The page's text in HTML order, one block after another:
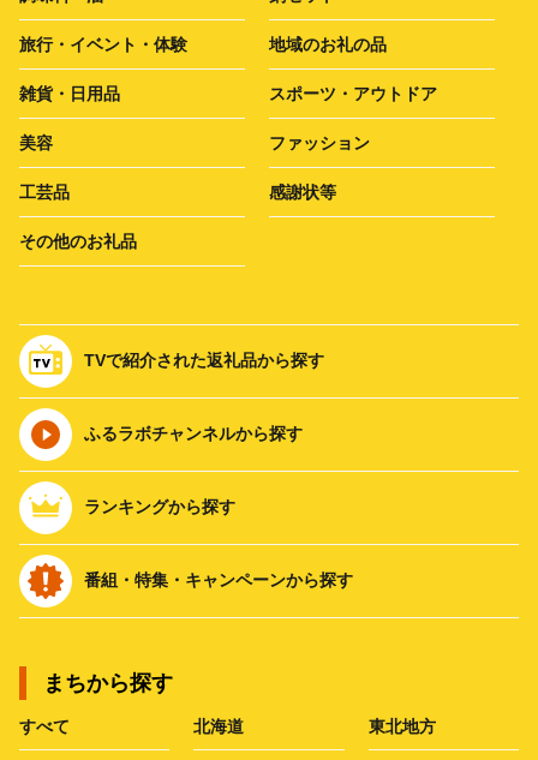
旅行・イベント・体験 地域のお礼の品
雑貨・日用品 スポーツ・アウトドア
美容 ファッション
工芸品 感謝状等
その他のお礼品
TVで紹介された返礼品から探す
ふるラボチャンネルから探す
ランキングから探す
番組・特集・キャンペーンから探す
まちから探す
すべて 北海道 東北地方